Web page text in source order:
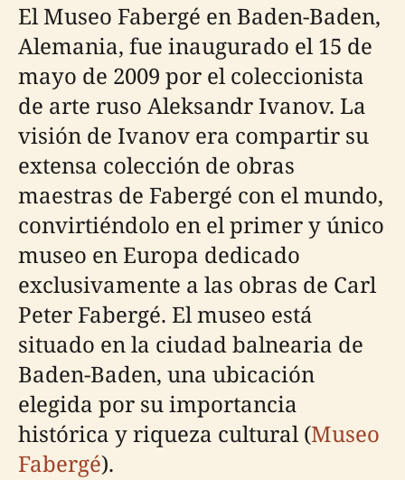
El Museo Fabergé en Baden-Baden,
Alemania, fue inaugurado el 15 de
mayo de 2009 por el coleccionista
de arte ruso Aleksandr Ivanov. La
visión de Ivanov era compartir su
extensa colección de obras
maestras de Fabergé con el mundo,
convirtiéndolo en el primer y único
museo en Europa dedicado
exclusivamente a las obras de Carl
Peter Fabergé. El museo está
situado en la ciudad balnearia de
Baden-Baden, una ubicación
elegida por su importancia
histórica y riqueza cultural (Museo
Fabergé).